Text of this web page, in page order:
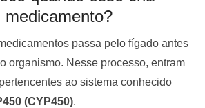
medicamento?
passa pelo fígado antes
organismo. Nesse processo, entram
ao sistema conhecido
(CYP450).